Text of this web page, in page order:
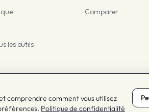
les outils
Comparer
comprendre comment vous utilisez
Politique de confidentialité